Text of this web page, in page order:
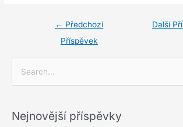
← Předchozí
Příspěvek
Další
lNejnovější příspěvky